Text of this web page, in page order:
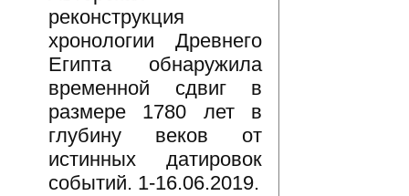
реконструкция
хронологии Древнего
Египта обнаружила
временной сдвиг в
размере 1780 лет в
глубину веков от
истинных датировок
событий. 1-16.06.2019.